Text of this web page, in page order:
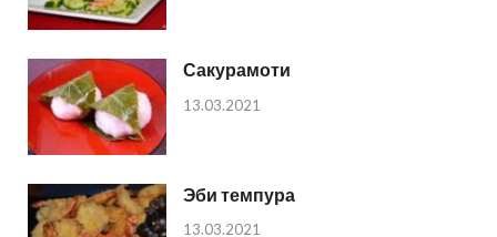
Сакурамоти
13.03.2021
Эби темпура
13.03.2021